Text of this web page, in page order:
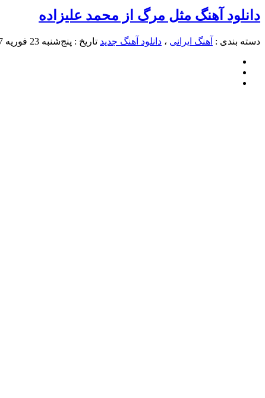
دانلود آهنگ مثل مرگ از محمد علیزاده
دسته بندی : آهنگ ایرانی ، دانلود آهنگ جدید تاریخ : پنج‌شنبه 23 فوریه 2017